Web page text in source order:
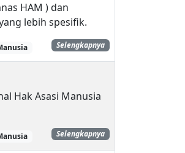
HAM ) dan
lebih spesifik.
Selengkapnya
Hak Asasi Manusia
Selengkapnya